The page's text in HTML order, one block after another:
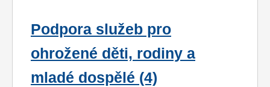
Podpora služeb pro
ohrožené děti, rodiny a
mladé dospělé (4)